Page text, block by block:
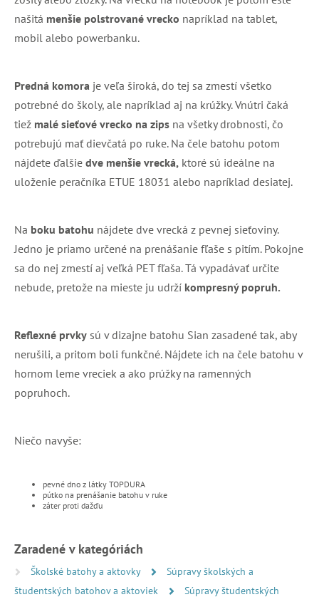
našitá menšie polstrované vrecko napríklad na tablet,
mobil alebo powerbanku.
Predná komora je veľa široká, do tej sa zmestí všetko
potrebné do školy, ale napríklad aj na krúžky. Vnútri čaká
tiež malé sieťové vrecko na zips na všetky drobnosti, čo
potrebujú mať dievčatá po ruke. Na čele batohu potom
nájdete ďalšie dve menšie vrecká, ktoré sú ideálne na
uloženie peračníka ETUE 18031 alebo napríklad desiatej.
Na boku batohu nájdete dve vrecká z pevnej sieťoviny.
Jedno je priamo určené na prenášanie fľaše s pitím. Pokojne
sa do nej zmestí aj veľká PET fľaša. Tá vypadávať určite
nebude, pretože na mieste ju udrží kompresný popruh.
Reflexné prvky sú v dizajne batohu Sian zasadené tak, aby
nerušili, a pritom boli funkčné. Nájdete ich na čele batohu v
hornom leme vreciek a ako prúžky na ramenných
popruhoch.
Niečo navyše:
pevné dno z látky TOPDURA
pútko na prenášanie batohu v ruke
záter proti dažďu
Zaradené v kategóriách
Školské batohy a aktovky
Súpravy školských a
študentských batohov a aktoviek
Súpravy študentských